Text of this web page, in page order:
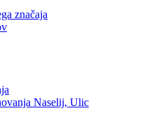
značaja
Naselij, Ulic